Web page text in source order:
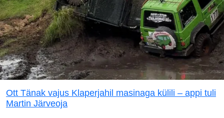
Ott Tänak vajus Klaperjahil masinaga külili – appi tuli
Martin Järveoja